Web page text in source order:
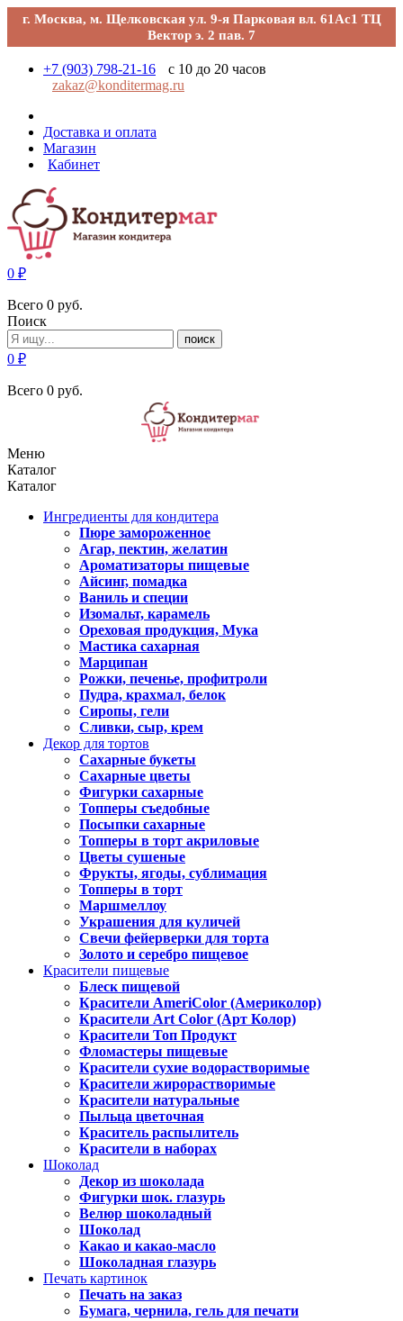
г. Москва, м. Щелковская ул. 9-я Парковая вл. 61Ас1 ТЦ
Вектор э. 2 пав. 7
+7 (903) 798-21-16
с 10 до 20 часов
zakaz@konditermag.ru
Доставка и оплата
Магазин
Кабинет
0 ₽
Всего 0 руб.
Поиск
поиск
0 ₽
Всего 0 руб.
Меню
Каталог
Каталог
Ингредиенты для кондитера
Пюре замороженное
Агар, пектин, желатин
Ароматизаторы пищевые
Айсинг, помадка
Ваниль и специи
Изомальт, карамель
Ореховая продукция, Мука
Мастика сахарная
Марципан
Рожки, печенье, профитроли
Пудра, крахмал, белок
Сиропы, гели
Сливки, сыр, крем
Декор для тортов
Сахарные букеты
Сахарные цветы
Фигурки сахарные
Топперы съедобные
Посыпки сахарные
Топперы в торт акриловые
Цветы сушеные
Фрукты, ягоды, сублимация
Топперы в торт
Маршмеллоу
Украшения для куличей
Свечи фейерверки для торта
Золото и серебро пищевое
Красители пищевые
Блеск пищевой
Красители AmeriColor (Америколор)
Красители Art Color (Арт Колор)
Красители Топ Продукт
Фломастеры пищевые
Красители сухие водорастворимые
Красители жирорастворимые
Красители натуральные
Пыльца цветочная
Краситель распылитель
Красители в наборах
Шоколад
Декор из шоколада
Фигурки шок. глазурь
Велюр шоколадный
Шоколад
Какао и какао-масло
Шоколадная глазурь
Печать картинок
Печать на заказ
Бумага, чернила, гель для печати